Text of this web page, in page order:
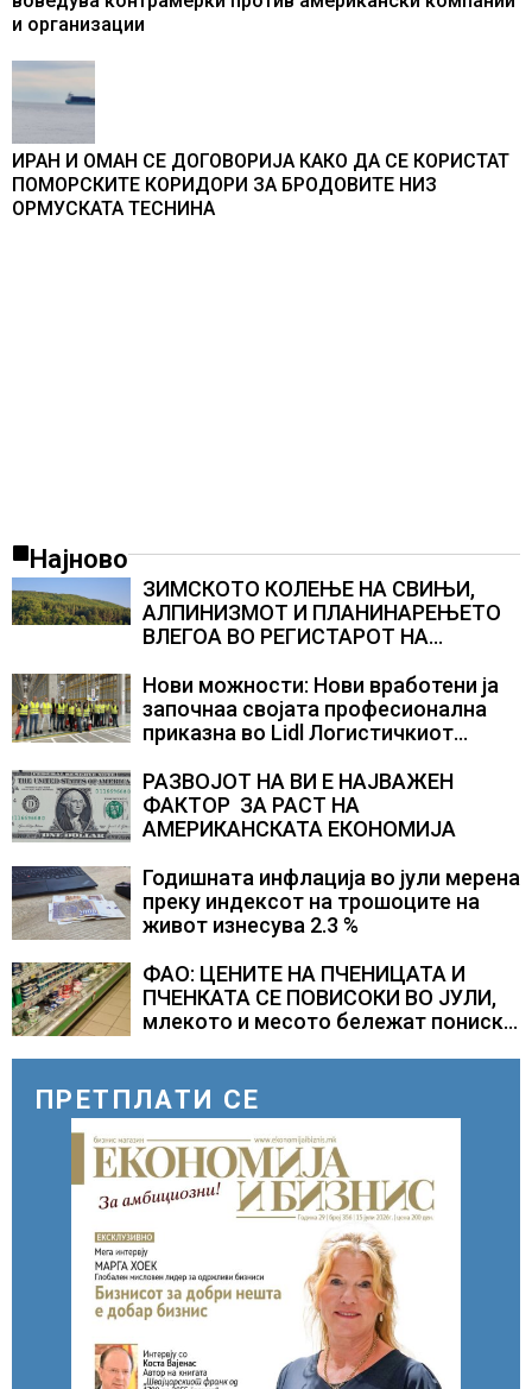
и организации
ИРАН И ОМАН СЕ ДОГОВОРИЈА КАКО ДА СЕ КОРИСТАТ
ПОМОРСКИТЕ КОРИДОРИ ЗА БРОДОВИТЕ НИЗ
ОРМУСКАТА ТЕСНИНА
Најново
ЗИМСКОТО КОЛЕЊЕ НА СВИЊИ,
АЛПИНИЗМОТ И ПЛАНИНАРЕЊЕТО
ВЛЕГОА ВО РЕГИСТАРОТ НА
СЛОВЕНИЈА
Нови можности: Нови вработени ја
започнаа својата професионална
приказна во Lidl Логистичкиот
РАЗВОЈОТ НА ВИ Е НАЈВАЖЕН
ФАКТОР ЗА РАСТ НА
АМЕРИКАНСКАТА ЕКОНОМИЈА
Годишната инфлација во јули мерена
преку индексот на трошоците на
живот изнесува 2.3 %
ФАО: ЦЕНИТЕ НА ПЧЕНИЦАТА И
ПЧЕНКАТА СЕ ПОВИСОКИ ВО ЈУЛИ,
млекото и месото бележат пониски
ПРЕТПЛАТИ СЕ